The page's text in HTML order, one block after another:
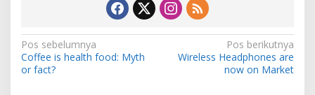
Navigasi
pos
Pos sebelumnya
Coffee is health food: Myth
or fact?
Pos berikutnya
Wireless Headphones are
now on Market